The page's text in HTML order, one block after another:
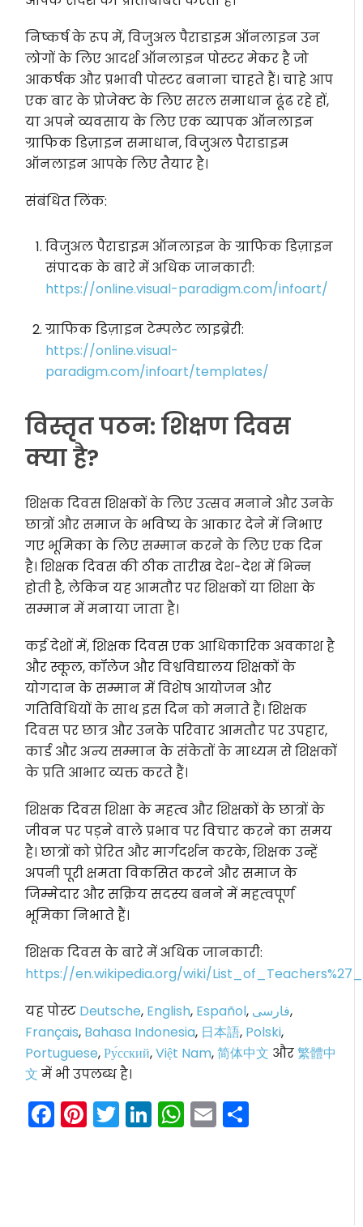
निष्कर्ष के रूप में, विजुअल पैराडाइम ऑनलाइन उन
लोगों के लिए आदर्श ऑनलाइन पोस्टर मेकर है जो
आकर्षक और प्रभावी पोस्टर बनाना चाहते हैं। चाहे आप
एक बार के प्रोजेक्ट के लिए सरल समाधान ढूंढ रहे हों,
या अपने व्यवसाय के लिए एक व्यापक ऑनलाइन
ग्राफिक डिज़ाइन समाधान, विजुअल पैराडाइम
ऑनलाइन आपके लिए तैयार है।
संबंधित लिंक:
विजुअल पैराडाइम ऑनलाइन के ग्राफिक डिज़ाइन
संपादक के बारे में अधिक जानकारी:
https://online.visual-paradigm.com/infoart/
ग्राफिक डिज़ाइन टेम्पलेट लाइब्रेरी:
https://online.visual-
paradigm.com/infoart/templates/
विस्तृत पठन: शिक्षण दिवस
क्या है?
शिक्षक दिवस शिक्षकों के लिए उत्सव मनाने और उनके
छात्रों और समाज के भविष्य के आकार देने में निभाए
गए भूमिका के लिए सम्मान करने के लिए एक दिन
है। शिक्षक दिवस की ठीक तारीख देश-देश में भिन्न
होती है, लेकिन यह आमतौर पर शिक्षकों या शिक्षा के
सम्मान में मनाया जाता है।
कई देशों में, शिक्षक दिवस एक आधिकारिक अवकाश है
और स्कूल, कॉलेज और विश्वविद्यालय शिक्षकों के
योगदान के सम्मान में विशेष आयोजन और
गतिविधियों के साथ इस दिन को मनाते हैं। शिक्षक
दिवस पर छात्र और उनके परिवार आमतौर पर उपहार,
कार्ड और अन्य सम्मान के संकेतों के माध्यम से शिक्षकों
के प्रति आभार व्यक्त करते हैं।
शिक्षक दिवस शिक्षा के महत्व और शिक्षकों के छात्रों के
जीवन पर पड़ने वाले प्रभाव पर विचार करने का समय
है। छात्रों को प्रेरित और मार्गदर्शन करके, शिक्षक उन्हें
अपनी पूरी क्षमता विकसित करने और समाज के
जिम्मेदार और सक्रिय सदस्य बनने में महत्वपूर्ण
भूमिका निभाते हैं।
शिक्षक दिवस के बारे में अधिक जानकारी:
https://en.wikipedia.org/wiki/
यह पोस्ट Deutsche, English, Español, فارسی,
Français, Bahasa Indonesia, 日本語, Polski,
Portuguese,Ру́сский,Việt Nam,简体中文 और繁體中
文 में भी उपलब्ध है।
Facebook
Pinterest
Twitter
LinkedIn
WhatsApp
Email